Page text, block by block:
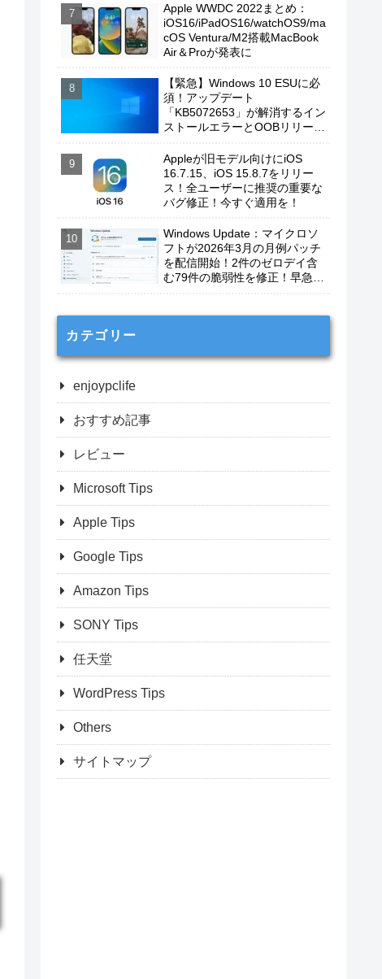
Apple WWDC 2022まとめ：
iOS16/iPadOS16/watchOS9/ma
cOS Ventura/M2搭載MacBook
Air＆Proが発表に
【緊急】Windows 10 ESUに必
須！アップデート
「KB5072653」が解消するイン
ストールエラーとOOBリリース
Appleが旧モデル向けにiOS
16.7.15、iOS 15.8.7をリリー
ス！全ユーザーに推奨の重要な
バグ修正！今すぐ適用を！
Windows Update：マイクロソ
フトが2026年3月の月例パッチ
を配信開始！2件のゼロデイ含
む79件の脆弱性を修正！早急に
カテゴリー
enjoypclife
おすすめ記事
レビュー
Microsoft Tips
Apple Tips
Google Tips
Amazon Tips
SONY Tips
任天堂
WordPress Tips
Others
サイトマップ